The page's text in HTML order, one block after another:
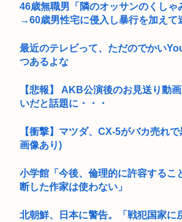
46歳無職男「隣のオッサンのくしゃ
→60歳男性宅に侵入し暴行を加えて
最近のテレビって、ただのでかい
つあるよな
【悲報】 AKB公演後のお見送り動
いだと話題に・・・
【衝撃】マツダ、CX-5がバカ売れ
画像あり)
小学館「今後、倫理的に許容するこ
断した作家は使わない」
北朝鮮、日本に警告。「戦犯国家に